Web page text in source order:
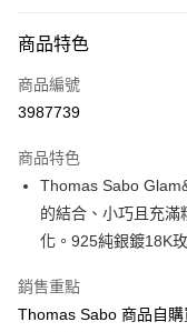
信用卡一次付款
LINE Pay
街口支付
悠遊付
運送方式
商品特色
商品編號
3987739
商品特色
Thomas Sabo
的結合、小巧且充
化。925純銀鍍18K
銷售重點
Thomas Sabo 商品自